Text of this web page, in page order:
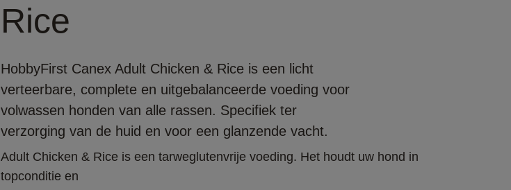
Rice
HobbyFirst Canex Adult Chicken & Rice is een licht
verteerbare, complete en uitgebalanceerde voeding voor
volwassen honden van alle rassen. Specifiek ter
verzorging van de huid en voor een glanzende vacht.
Adult Chicken & Rice is een tarweglutenvrije voeding. Het houdt uw hond in
topconditie en